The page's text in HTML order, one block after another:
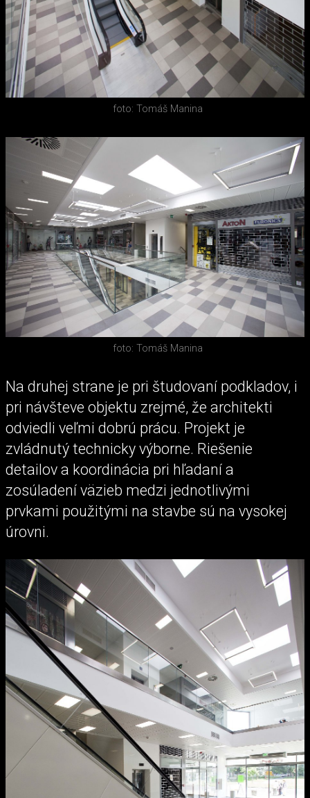
foto: Tomáš Manina
foto: Tomáš Manina
Na druhej strane je pri študovaní podkladov, i
pri návšteve objektu zrejmé, že architekti
odviedli veľmi dobrú prácu. Projekt je
zvládnutý technicky výborne. Riešenie
detailov a koordinácia pri hľadaní a
zosúladení väzieb medzi jednotlivými
prvkami použitými na stavbe sú na vysokej
úrovni.